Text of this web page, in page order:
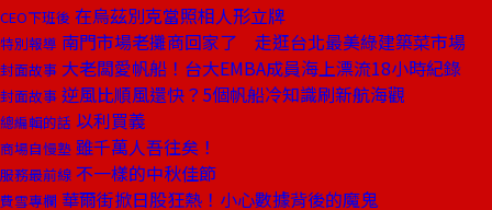
CEO下班後 在烏茲別克當照相人形立牌
特別報導 南門市場老攤商回家了 走逛台北最美綠建築菜市場
封面故事 大老闆愛帆船！台大EMBA成員海上漂流18小時紀錄
封面故事 逆風比順風還快？5個帆船冷知識刷新航海觀
總編輯的話 以利買義
商場自慢塾 雖千萬人吾往矣！
服務最前線 不一樣的中秋佳節
費雪專欄 華爾街掀日股狂熱！小心數據背後的魔鬼